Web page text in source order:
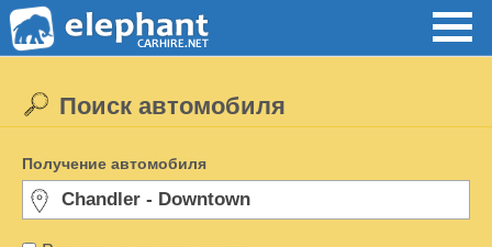
Поиск автомобиля
Получение автомобиля